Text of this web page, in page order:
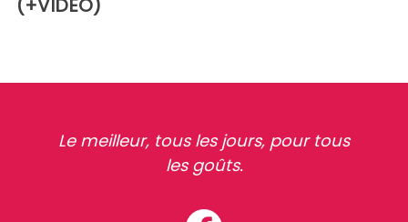
(+VIDEO)
Le meilleur, tous les jours, pour tous
les goûts.